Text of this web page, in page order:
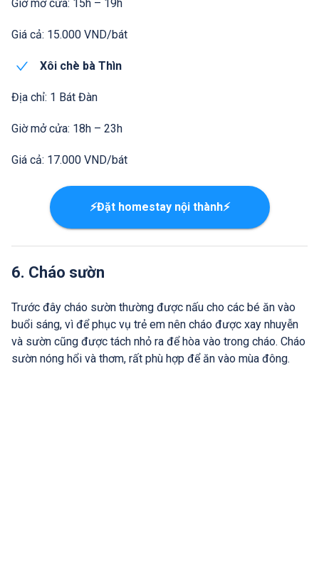
Giờ mở cửa: 15h – 19h
Giá cả: 15.000 VND/bát
Xôi chè bà Thìn
Địa chỉ: 1 Bát Đàn
Giờ mở cửa: 18h – 23h
Giá cả: 17.000 VND/bát
⚡Đặt homestay nội thành⚡
6. Cháo sườn
Trước đây cháo sườn thường được nấu cho các bé ăn vào
buổi sáng, vì để phục vụ trẻ em nên cháo được xay nhuyễn
và sườn cũng được tách nhỏ ra để hòa vào trong cháo. Cháo
sườn nóng hổi và thơm, rất phù hợp để ăn vào mùa đông.